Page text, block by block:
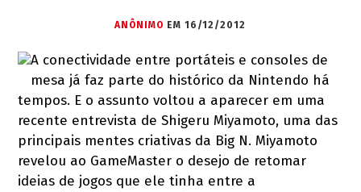
ANÔNIMO EM 16/12/2012
A conectividade entre portáteis e consoles de
mesa já faz parte do histórico da Nintendo há
tempos. E o assunto voltou a aparecer em uma
recente entrevista de Shigeru Miyamoto, uma das
principais mentes criativas da Big N. Miyamoto
revelou ao GameMaster o desejo de retomar
ideias de jogos que ele tinha entre a